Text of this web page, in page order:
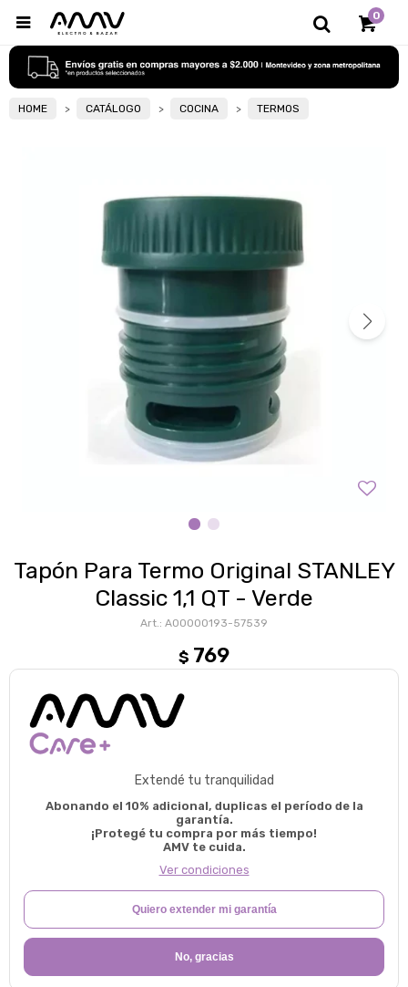
0

HOME CATÁLOGO COCINA TERMOS
Tapón Para Termo Original STANLEY
Classic 1,1 QT - Verde
A00000193-57539
$ 769
Extendé tu tranquilidad
Abonando el 10% adicional, duplicas el período de la
garantía.
¡Protegé tu compra por más tiempo!
AMV te cuida.
Ver condiciones
Quiero extender mi garantía
No, gracias